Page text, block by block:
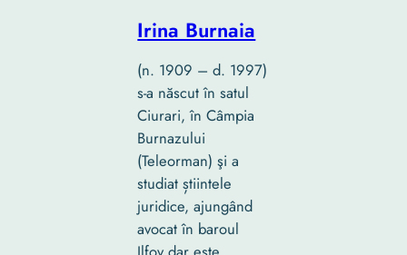
Irina Burnaia
(n. 1909 – d. 1997)
s-a născut în satul
Ciurari, în Câmpia
Burnazului
(Teleorman) şi a
studiat știintele
juridice, ajungând
avocat în baroul